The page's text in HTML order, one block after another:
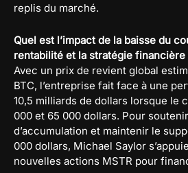
replis du marché.
Quel est l’impact de la baisse du
rentabilité et la stratégie
Avec un prix de revient global
BTC, l’entreprise fait face à une
10,5 milliards de dollars lorsque le
000 et 65 000 dollars. Pour
d’accumulation et maintenir le
000 dollars, Michael Saylor
nouvelles actions MSTR pour